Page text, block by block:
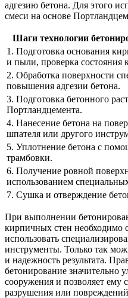
адгезию бетона. Для этого
смеси на основе
Шаги технологии
1. Подготовка основания
и пыли, проверка состояния
2. Обработка поверхности
повышения адгезии бетона.
3. Подготовка бетонного
Портландцемента.
4. Нанесение бетона на
шпателя или другого
5. Уплотнение бетона с
трамбовки.
6. Получение ровной
использованием
7. Сушка и отверждение
При выполнении
кирпичных стен необходимо
использовать
инструменты. Только так
и надежность результата.
бетонирование значительно
сооружения и позволяет ему
разрушения или